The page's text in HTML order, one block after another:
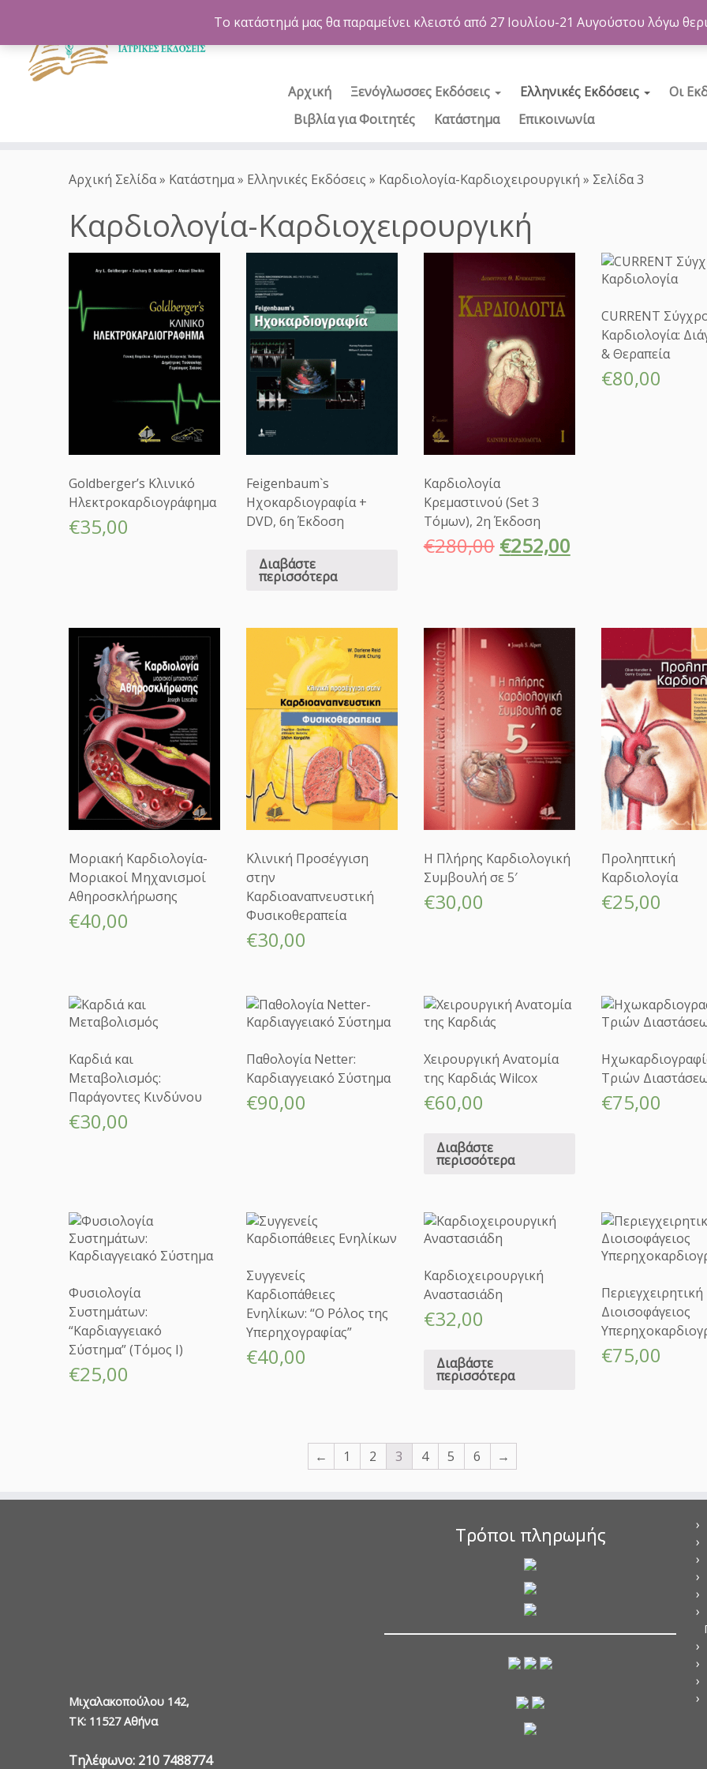
Αρχική Ξενόγλωσσες Εκδόσεις Ελληνικές Εκδόσεις
Οι
Βιβλία για Φοιτητές
Κατάστημα Επικοινωνία
Αρχική Σελίδα» Κατάστημα» Ελληνικές Εκδόσεις » Καρδιολογία-Καρδιοχειρουργική » Σελίδα 3
Καρδιολογία-Καρδιοχειρουργική
Goldberger’s Κλινικό
Ηλεκτροκαρδιογράφημα
€35,00
Feigenbaum`s
Ηχοκαρδιογραφία +
DVD, 6η Έκδοση
Διαβάστε
περισσότερα
Καρδιολογία
Κρεμαστινού (Set 3
Τόμων), 2η Έκδοση
€280,00 €252,00
CURRENT
Καρδιολογία:
& Θεραπεία
€80,00
Μοριακή Καρδιολογία-
Μοριακοί Μηχανισμοί
Αθηροσκλήρωσης
€40,00
Κλινική Προσέγγιση
στην
Καρδιοαναπνευστική
Φυσικοθεραπεία
€30,00
Η Πλήρης Καρδιολογική
Συμβουλή σε 5′
€30,00
Προληπτική
Καρδιολογία
€25,00
Καρδιά και
Μεταβολισμός:
Παράγοντες Κινδύνου
€30,00
Παθολογία Netter:
Καρδιαγγειακό Σύστημα
€90,00
Χειρουργική Ανατομία
της Καρδιάς Wilcox
€60,00
Διαβάστε
περισσότερα
Τριών
€75,00
Φυσιολογία
Συστημάτων:
“Καρδιαγγειακό
Σύστημα” (Τόμος Ι)
€25,00
Συγγενείς
Καρδιοπάθειες
Ενηλίκων: “Ο Ρόλος της
Υπερηχογραφίας”
€40,00
Καρδιοχειρουργική
Αναστασιάδη
€32,00
Διαβάστε
περισσότερα
Περιεγχειρητική
Διοισοφάγειος
€75,00
← 1 2 3 4 5 6 →
Μιχαλακοπούλου 142,
TK: 11527 Αθήνα
Τηλέφωνο: 210 7488774
Τρόποι πληρωμής
Το κατάστημά μας θα παραμείνει κλειστό από 27 Ιουλίου-21 Αυγούστου λόγω